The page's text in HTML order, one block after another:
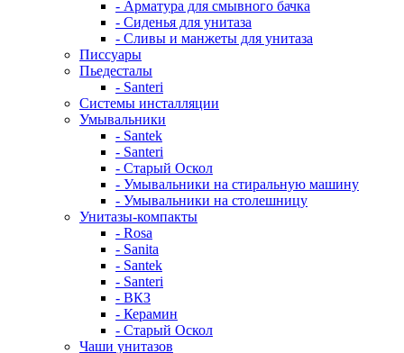
- Арматура для смывного бачка
- Сиденья для унитаза
- Сливы и манжеты для унитаза
Писсуары
Пьедесталы
- Santeri
Системы инсталляции
Умывальники
- Santek
- Santeri
- Старый Оскол
- Умывальники на стиральную машину
- Умывальники на столешницу
Унитазы-компакты
- Rosa
- Sanita
- Santek
- Santeri
- ВКЗ
- Керамин
- Старый Оскол
Чаши унитазов